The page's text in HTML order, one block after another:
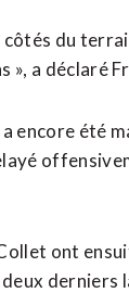
côtés du
», a déclaré
encore été
ont
derniers